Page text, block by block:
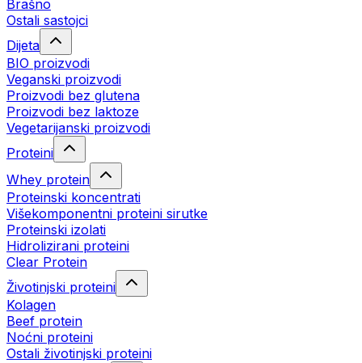
Brašno
Ostali sastojci
Dijeta
BIO proizvodi
Veganski proizvodi
Proizvodi bez glutena
Proizvodi bez laktoze
Vegetarijanski proizvodi
Proteini
Whey protein
Proteinski koncentrati
Višekomponentni proteini sirutke
Proteinski izolati
Hidrolizirani proteini
Clear Protein
Životinjski proteini
Kolagen
Beef protein
Noćni proteini
Ostali životinjski proteini